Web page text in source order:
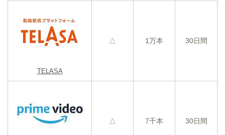
TELASA
△ 1万本 30日間
△ 7千本 30日間